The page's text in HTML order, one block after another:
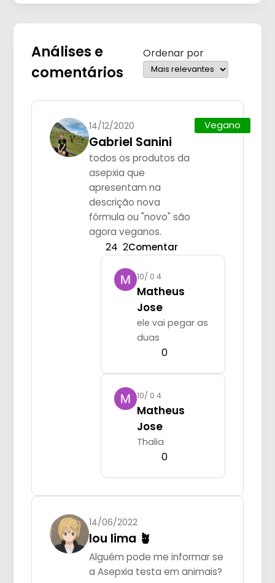
Análises e
comentários
Ordenar por
14/12/2020
Gabriel Sanini
todos os produtos da
asepxia que
apresentam na
descrição nova
fórmula ou "novo" são
agora veganos.
Vegano
24 2Comentar
10/ 0 4
Matheus
Jose
ele vai pegar as
duas
0
10/ 0 4
Matheus
Jose
Thalia
0
14/06/2022
lou lima 🪴
Alguém pode me informar se
a Asepxia testa em animais?